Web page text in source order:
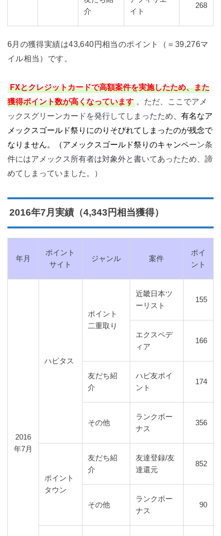
介
イト
268
6月の獲得実績は43,640円相当のポイント（＝39,276マ
イル相当）です。
FXとクレジットカードで高額案件を実施したため、また
獲得ポイント数が高くなっています 。ただ、ここでアメ
ックスグリーンカードを発行してしまったため、有名なア
メックスゴールド祭りにのりそびれてしまったのが残念で
なりません。（アメックスゴールド祭りのキャンペーン条
件にはアメックス所有者は対象外と書いてあったため、諦
めてしまっていました。）
2016年7月実績（4,343円相当獲得）
年月
ポイント
サイト
ジャンル 案件
ポイ
ント
2016
年7月
ハピタス
ポイント
二重取り
近畿日本ツ
ーリスト
155
エクスペデ
ィア
166
友だち紹
介
ハピ友ポイ
ント
174
その他
ランクボー
ナス
356
ポイント
タウン
友だち紹
介
友達登録/友
達還元
852
その他
ランクボー
ナス
90